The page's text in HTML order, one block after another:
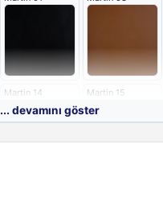
Martin 14 Martin 15
... devamını göster